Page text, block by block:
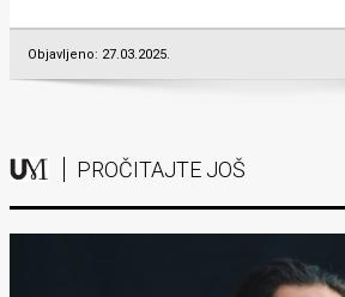
Objavljeno: 27.03.2025.
PROČITAJTE JOŠ